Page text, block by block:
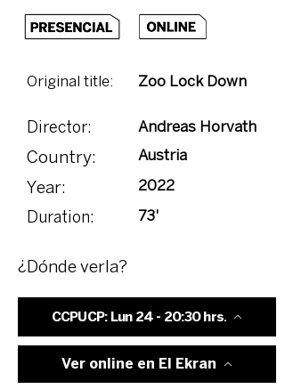
Original title: Zoo Lock Down
Director: Andreas Horvath
Country: Austria
Year: 2022
Duration: 73'
¿Dónde verla?
CCPUCP: Lun 24 - 20:30 hrs.
Ver online en El Ekran